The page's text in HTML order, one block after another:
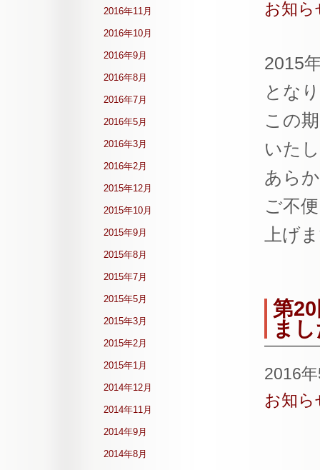
お知ら
2015
とな
この
いた
あら
ご不
上げ
第
ま
2016
お知ら
2016年11月
2016年10月
2016年9月
2016年8月
2016年7月
2016年5月
2016年3月
2016年2月
2015年12月
2015年10月
2015年9月
2015年8月
2015年7月
2015年5月
2015年3月
2015年2月
2015年1月
2014年12月
2014年11月
2014年9月
2014年8月